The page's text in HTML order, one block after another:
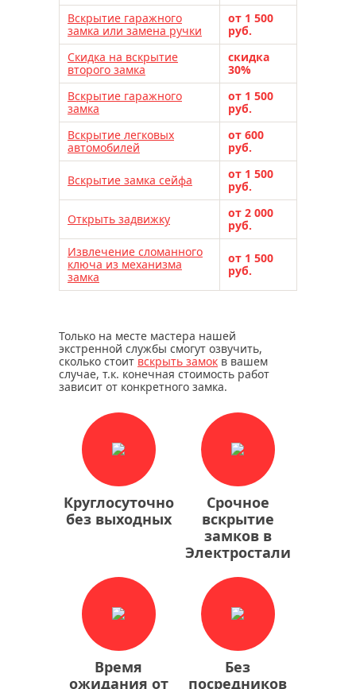
Вскрытие гаражного
замка или замена ручки
от 1 500
руб.
Скидка на вскрытие
второго замка
скидка
30%
Вскрытие гаражного
замка
от 1 500
руб.
Вскрытие легковых
автомобилей
от 600
руб.
Вскрытие замка сейфа
от 1 500
руб.
Открыть задвижку
от 2 000
руб.
Извлечение сломанного
ключа из механизма
замка
от 1 500
руб.
Только на месте мастера нашей
экстренной службы смогут озвучить,
сколько стоит вскрыть замок в вашем
случае, т.к. конечная стоимость работ
зависит от конкретного замка.
Круглосуточно
без выходных
Срочное
вскрытие
замков в
Электростали
Время
ожидания от
Без
посредников